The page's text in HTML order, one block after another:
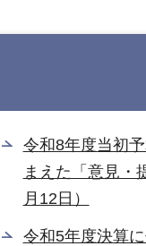
令和8年度当初
まえた「意見・
月12日）
令和5年度決算